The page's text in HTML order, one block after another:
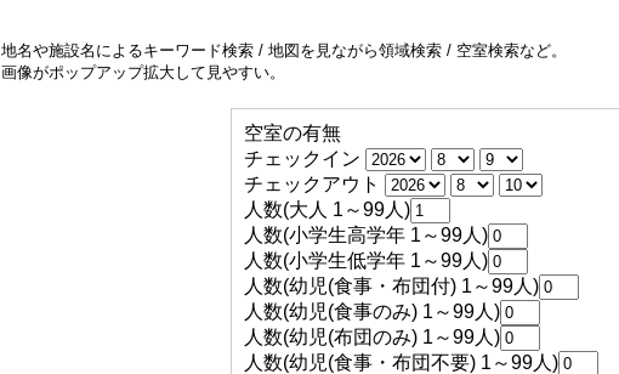
地名や施設名によるキーワード検索 / 地図を見ながら領域検索 / 空室検索など。
画像がポップアップ拡大して見やすい。
空室の有無
チェックイン
チェックアウト
人数(大人 1～99人)
人数(小学生高学年 1～99人)
人数(小学生低学年 1～99人)
人数(幼児(食事・布団付) 1～99人)
人数(幼児(食事のみ) 1～99人)
人数(幼児(布団のみ) 1～99人)
人数(幼児(食事・布団不要) 1～99人)